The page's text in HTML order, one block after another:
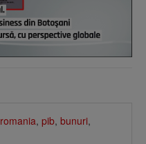
romania, pib, bunuri,